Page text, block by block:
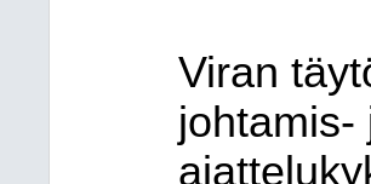
Viran
johtamis-